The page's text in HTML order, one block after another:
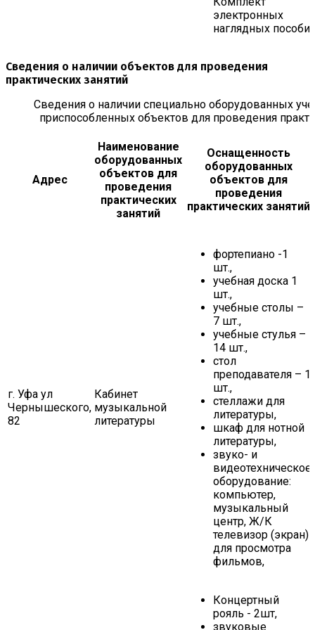
электронных
наглядных
Сведения о наличии объектов для проведения
практических занятий
Сведения о наличии специально оборудованных
приспособленных объектов для проведения
Адрес
Наименование
оборудованных
объектов для
проведения
практических
занятий
Оснащенность
оборудованных
объектов для
проведения
практических занятий
г. Уфа ул
Чернышеского,
82
Кабинет
музыкальной
литературы
фортепиано -1
шт.,
учебная доска 1
шт.,
учебные столы –
7 шт.,
учебные стулья –
14 шт.,
стол
преподавателя – 1
шт.,
стеллажи для
литературы,
шкаф для нотной
литературы,
звуко- и
видеотехническое
оборудование:
компьютер,
музыкальный
центр, Ж/К
телевизор (экран)
для просмотра
фильмов,
Концертный
рояль - 2шт,
звуковые